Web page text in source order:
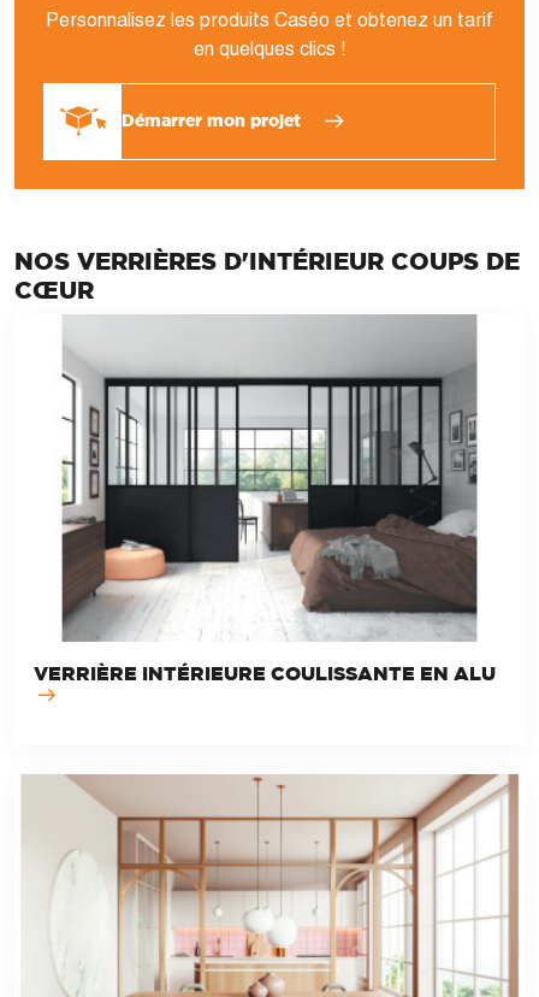
Personnalisez les produits Caséo et obtenez un tarif
en quelques clics !
Démarrer mon projet
NOS VERRIÈRES D'INTÉRIEUR COUPS DE
CŒUR
VERRIÈRE INTÉRIEURE COULISSANTE EN ALU